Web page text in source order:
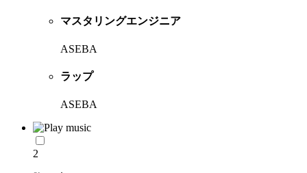
マスタリングエンジニア
ASEBA
ラップ
ASEBA
2